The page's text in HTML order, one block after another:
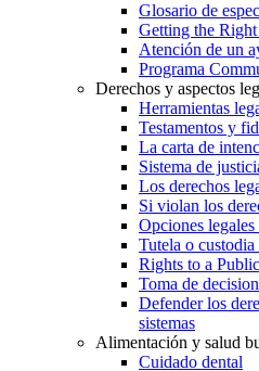
Glosario de
Getting the
Atención de un
Programa
Derechos y aspectos
Herramientas
Testamentos y
La carta de
Sistema de
Los derechos
Si violan los
Opciones
Tutela o custodia
Rights to a
Toma de
Defender los
sistemas
Alimentación y salud
Cuidado dental